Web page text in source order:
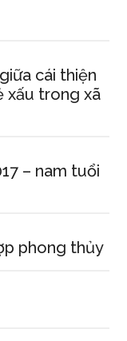
cái thiện
xấu trong xã
– nam tuổi
phong thủy